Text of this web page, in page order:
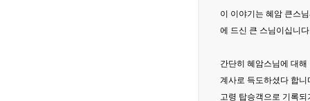
이 이야기는 혜암 큰스
에 드신 큰 스님이십니
간단히 혜암스님에 대
계사로 득도하셨다 합니
고령 탑승객으로 기록